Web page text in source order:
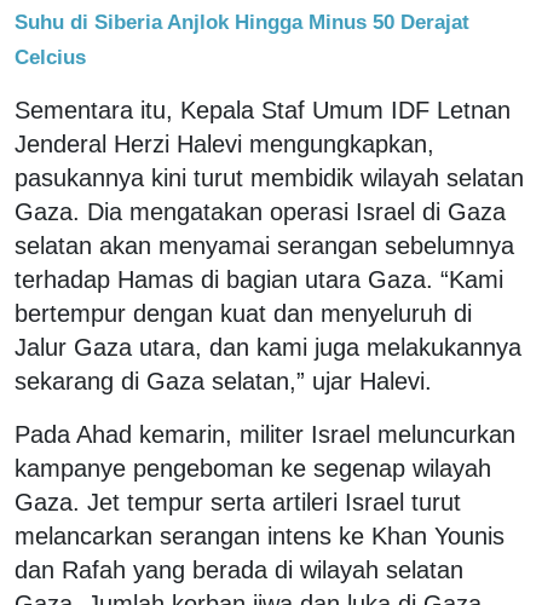
Suhu di Siberia Anjlok Hingga Minus 50 Derajat
Celcius
Sementara itu, Kepala Staf Umum IDF Letnan
Jenderal Herzi Halevi mengungkapkan,
pasukannya kini turut membidik wilayah selatan
Gaza. Dia mengatakan operasi Israel di Gaza
selatan akan menyamai serangan sebelumnya
terhadap Hamas di bagian utara Gaza. “Kami
bertempur dengan kuat dan menyeluruh di
Jalur Gaza utara, dan kami juga melakukannya
sekarang di Gaza selatan,” ujar Halevi.
Pada Ahad kemarin, militer Israel meluncurkan
kampanye pengeboman ke segenap wilayah
Gaza. Jet tempur serta artileri Israel turut
melancarkan serangan intens ke Khan Younis
dan Rafah yang berada di wilayah selatan